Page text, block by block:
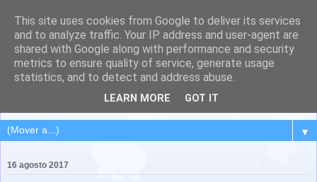
QUINTANA DEL PUENTE
(Palencia)
Pueblo del Cerrato palentino
▼
16 agosto 2017
This site uses cookies from Google to deliver its services
and to analyze traffic. Your IP address and user-agent are
shared with Google along with performance and security
metrics to ensure quality of service, generate usage
statistics, and to detect and address abuse.
LEARN MORE GOT IT